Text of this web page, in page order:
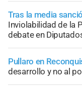
Tras la media
Inviolabilidad de la
debate en
Pullaro en
desarrollo y no al